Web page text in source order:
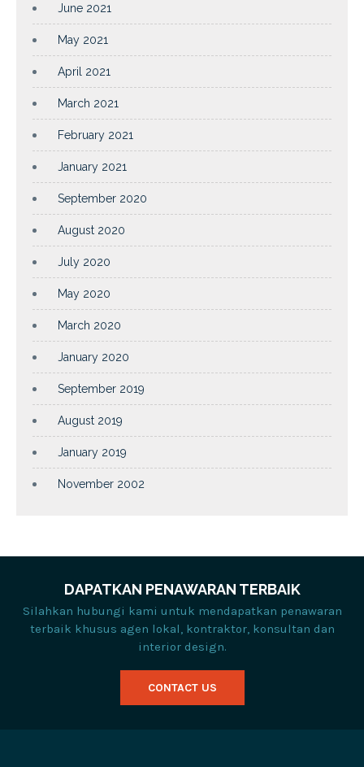
June 2021
May 2021
April 2021
March 2021
February 2021
January 2021
September 2020
August 2020
July 2020
May 2020
March 2020
January 2020
September 2019
August 2019
January 2019
November 2002
DAPATKAN PENAWARAN TERBAIK
Silahkan hubungi kami untuk mendapatkan penawaran
terbaik khusus agen lokal, kontraktor, konsultan dan
interior design.
CONTACT US